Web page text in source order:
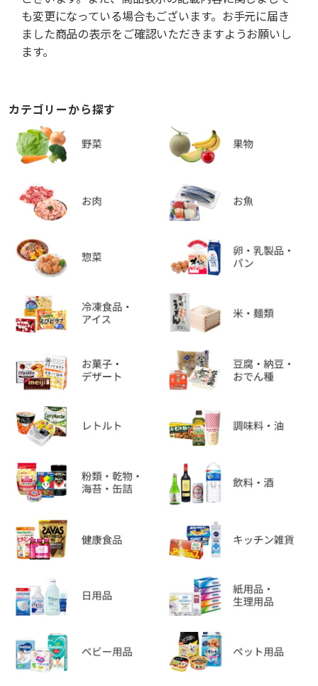
も変更になっている場合もございます。お手元に届き
ました商品の表示をご確認いただきますようお願いし
ます。
カテゴリーから探す